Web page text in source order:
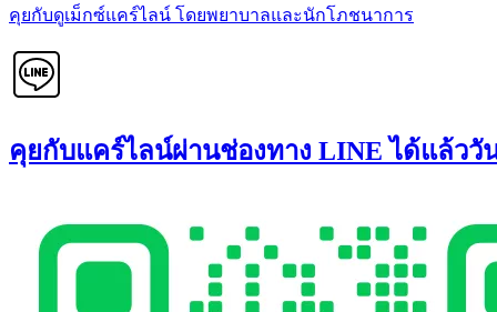
คุยกับดูเม็กซ์แคร์ไลน์ โดยพยาบาลและนักโภชนาการ
คุยกับแคร์ไลน์ผ่านช่องทาง LINE ได้แล้ววั